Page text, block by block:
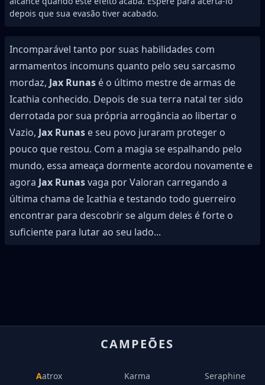
depois que sua evasão tiver acabado.
Incomparável tanto por suas habilidades com
armamentos incomuns quanto pelo seu sarcasmo
mordaz, Jax Runas é o último mestre de armas de
Icathia conhecido. Depois de sua terra natal ter sido
derrotada por sua própria arrogância ao libertar o
Vazio, Jax Runas e seu povo juraram proteger o
pouco que restou. Com a magia se espalhando pelo
mundo, essa ameaça dormente acordou novamente e
agora Jax Runasvaga por Valoran carregando a
última chama de Icathia e testando todo guerreiro
encontrar para descobrir se algum deles é forte o
suficiente para lutar ao seu lado...
CAMPEÕES
Aatrox Karma Seraphine